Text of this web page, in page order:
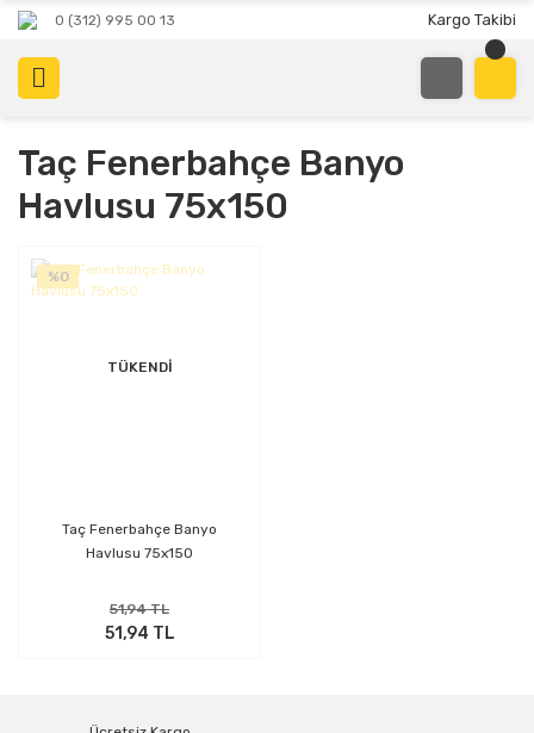
0 (312) 995 00 13 Kargo Takibi
Taç Fenerbahçe Banyo
Havlusu 75x150
%0
TÜKENDİ
Taç Fenerbahçe Banyo
Havlusu 75x150
51,94 TL
51,94 TL